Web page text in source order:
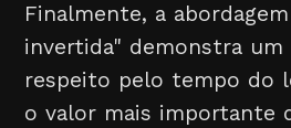
Finalmente, a
invertida" demonstra
respeito pelo tempo do
o valor mais importante